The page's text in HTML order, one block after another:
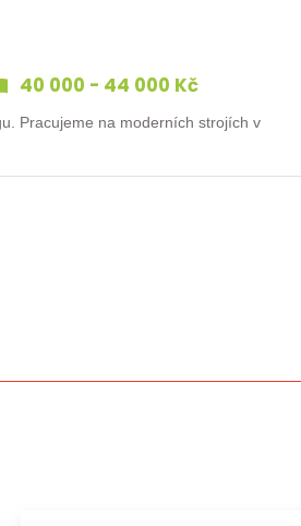
40 000 - 44 000 Kč
Pracujeme na moderních strojích v